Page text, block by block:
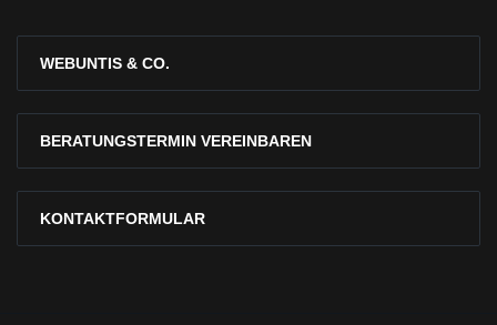
WEBUNTIS & CO.
BERATUNGSTERMIN VEREINBAREN
KONTAKTFORMULAR